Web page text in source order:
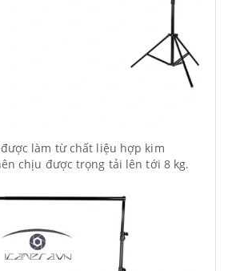
làm từ chất liệu hợp kim
chịu được trọng tải lên tới 8 kg.